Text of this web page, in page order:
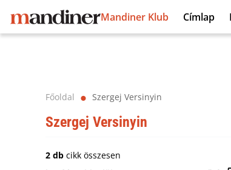
Mandiner Klub Címlap
Főoldal ⬤ Szergej Versinyin
Szergej Versinyin
2 db cikk összesen